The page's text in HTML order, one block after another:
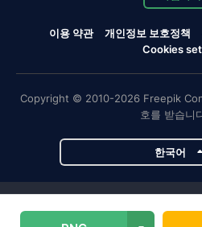
이용 약관 개인정보 보호정책
Cookies
Copyright © 2010-2026 Freepik
호를 받습니
한국어